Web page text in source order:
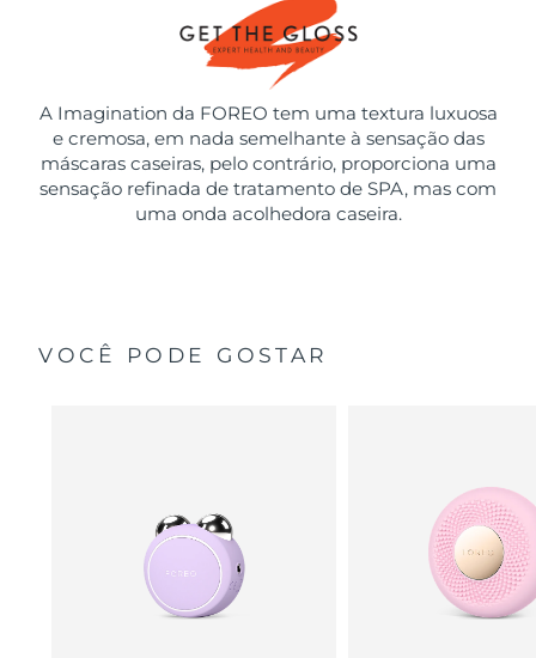
A Imagination da FOREO tem uma textura luxuosa
e cremosa, em nada semelhante à sensação das
máscaras caseiras, pelo contrário, proporciona uma
sensação refinada de tratamento de SPA, mas com
uma onda acolhedora caseira.
VOCÊ PODE GOSTAR